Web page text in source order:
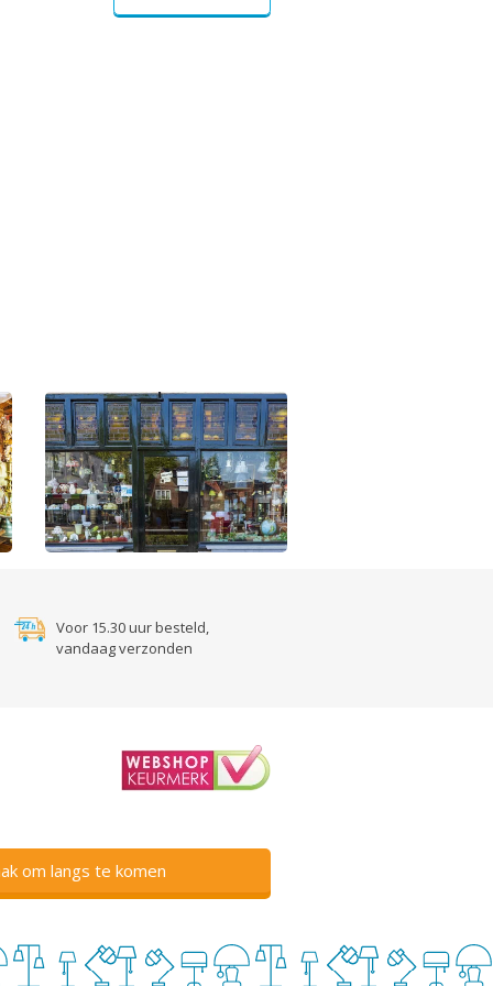
Voor 15.30 uur besteld,
vandaag verzonden
om langs te komen